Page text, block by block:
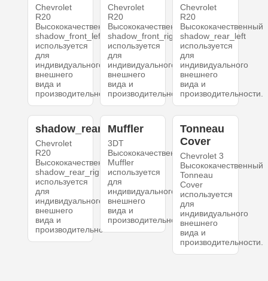
Chevrolet
R20
Высококачественный
shadow_front_left
используется
для
индивидуального
внешнего
вида и
производительности.
Chevrolet
R20
Высококачественный
shadow_front_right
используется
для
индивидуального
внешнего
вида и
производительности.
Chevrolet
R20
Высококачественный
shadow_rear_left
используется
для
индивидуального
внешнего
вида и
производительности.
shadow_rear_right
Chevrolet
R20
Высококачественный
shadow_rear_right
используется
для
индивидуального
внешнего
вида и
производительности.
Muffler
3DT
Высококачественный
Muffler
используется
для
индивидуального
внешнего
вида и
производительности.
Tonneau
Cover
Chevrolet 3
Высококачественный
Tonneau
Cover
используется
для
индивидуального
внешнего
вида и
производительности.